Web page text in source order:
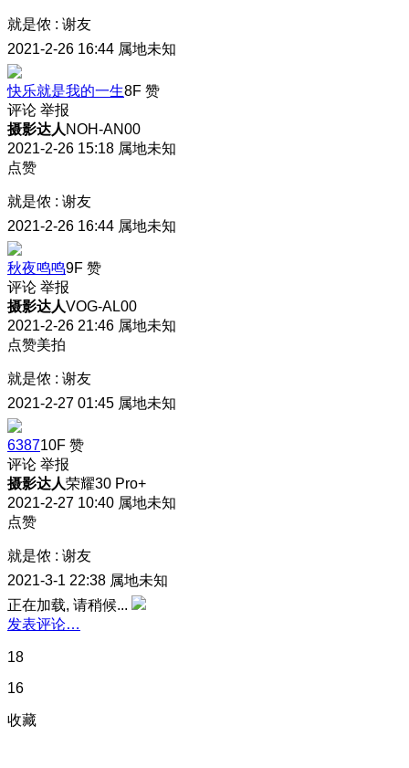
就是侬 : 谢友
2021-2-26 16:44 属地未知
快乐就是我的一生8F 赞
评论 举报
摄影达人 NOH-AN00
2021-2-26 15:18 属地未知
点赞
就是侬 : 谢友
2021-2-26 16:44 属地未知
秋夜鸣鸣9F 赞
评论 举报
摄影达人VOG-AL00
2021-2-26 21:46 属地未知
点赞美拍
就是侬 : 谢友
2021-2-27 01:45 属地未知
638710F 赞
评论 举报
摄影达人荣耀30 Pro+
2021-2-27 10:40 属地未知
点赞
就是侬 : 谢友
2021-3-1 22:38 属地未知
正在加载, 请稍候...
发表评论…
18
16
收藏